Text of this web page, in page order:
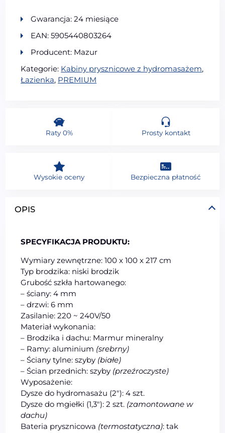
OPIS
SPECYFIKACJA PRODUKTU:
Wymiary zewnętrzne: 100 x 100 x 217 cm
Typ brodzika: niski brodzik
Grubość szkła hartowanego:
– ściany: 4 mm
– drzwi: 6 mm
Zasilanie: 220 ~ 240V/50
Materiał wykonania:
– Brodzika i dachu: Marmur mineralny
– Ramy: aluminium (srebrny)
– Ściany tylne: szyby (białe)
– Ścian przednich: szyby (przeźroczyste)
Wyposażenie:
Dysze do hydromasażu (2″): 4 szt.
Dysze do mgiełki (1,3″): 2 szt. (zamontowane w
dachu)
Bateria prysznicowa (termostatyczna): tak
Gwarancja: 24 miesiące
EAN: 5905440803264
Producent: Mazur
Kategorie: Kabiny prysznicowe z hydromasażem,
Łazienka, PREMIUM
Raty 0% Prosty kontakt
Wysokie oceny Bezpieczna płatność